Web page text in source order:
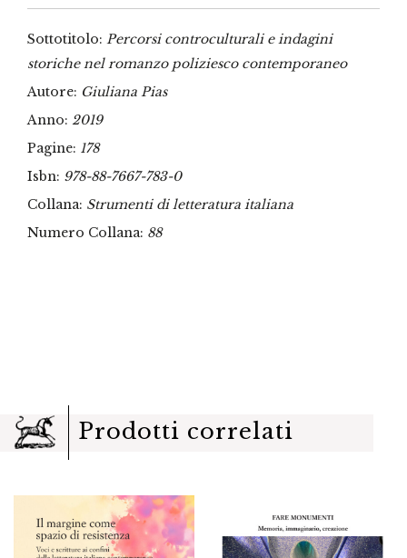
Sottotitolo: Percorsi controculturali e indagini
storiche nel romanzo poliziesco contemporaneo
Autore: Giuliana Pias
Anno: 2019
Pagine: 178
Isbn: 978-88-7667-783-0
Collana: Strumenti di letteratura italiana
Numero Collana: 88
Prodotti correlati